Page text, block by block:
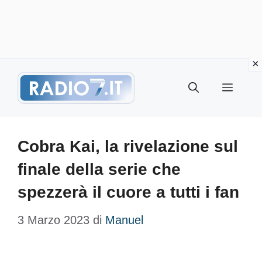
Menu
Cobra Kai, la rivelazione sul
finale della serie che
spezzerà il cuore a tutti i fan
3 Marzo 2023 di Manuel